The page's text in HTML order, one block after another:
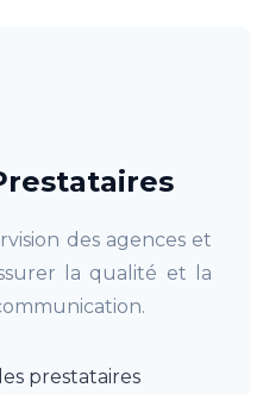
des agences et
la qualité et la
prestataires